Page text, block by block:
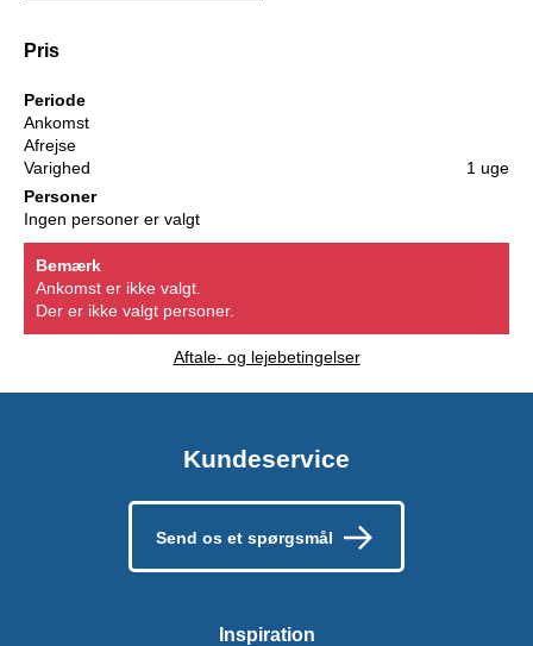
Pris
Periode
Ankomst
Afrejse
Varighed
1 uge
Personer
Ingen personer er valgt
Bemærk
Ankomst er ikke valgt.
Der er ikke valgt personer.
Aftale- og lejebetingelser
Kundeservice
Send os et spørgsmål
Inspiration